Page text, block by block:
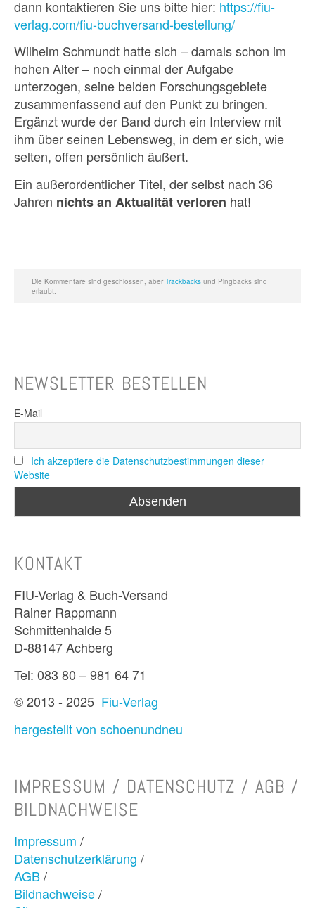
dann kontaktieren Sie uns bitte hier: https://fiu-
verlag.com/fiu-buchversand-bestellung/
Wilhelm Schmundt hatte sich – damals schon im
hohen Alter – noch einmal der Aufgabe
unterzogen, seine beiden Forschungsgebiete
zusammenfassend auf den Punkt zu bringen.
Ergänzt wurde der Band durch ein Interview mit
ihm über seinen Lebensweg, in dem er sich, wie
selten, offen persönlich äußert.
Ein außerordentlicher Titel, der selbst nach 36
Jahren nichts an Aktualität verloren hat!
Die Kommentare sind geschlossen, aber Trackbacks und Pingbacks sind
erlaubt.
NEWSLETTER BESTELLEN
E-Mail
Ich akzeptiere die Datenschutzbestimmungen dieser
Website
KONTAKT
FIU-Verlag & Buch-Versand
Rainer Rappmann
Schmittenhalde 5
D-88147 Achberg
Tel: 083 80 – 981 64 71
© 2013 - 2025 Fiu-Verlag
hergestellt von schoenundneu
IMPRESSUM / DATENSCHUTZ / AGB /
BILDNACHWEISE
Impressum /
Datenschutzerklärung /
AGB/
Bildnachweise/